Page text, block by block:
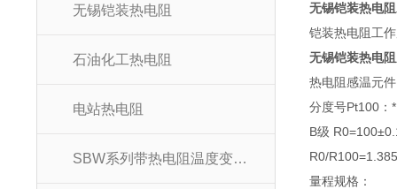
无锡铠装热电阻
石油化工热电阻
电站热电阻
SBW系列带热电阻温度变送器
无锡铠装热电阻
铠装热电阻工
无锡铠装热电阻
热电阻感温元
分度号Pt100
B级
R0/
量程规格：